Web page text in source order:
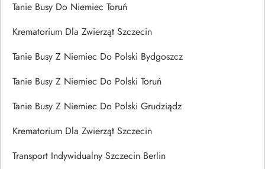
Tanie Busy Do Niemiec Toruń
Krematorium Dla Zwierząt Szczecin
Tanie Busy Z Niemiec Do Polski Bydgoszcz
Tanie Busy Z Niemiec Do Polski Toruń
Tanie Busy Z Niemiec Do Polski Grudziądz
Krematorium Dla Zwierząt Szczecin
Transport Indywidualny Szczecin Berlin